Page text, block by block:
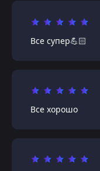
Все супер💪🏻
Все хорошо